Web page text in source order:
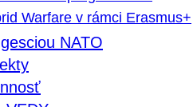
Warfare v rámci Erasmus+
NATO